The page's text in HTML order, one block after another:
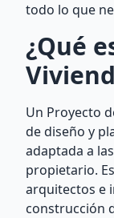
todo lo que
¿Qué
Un Proyecto
de diseño y
adaptada a
propietario.
arquitectos e
construcción